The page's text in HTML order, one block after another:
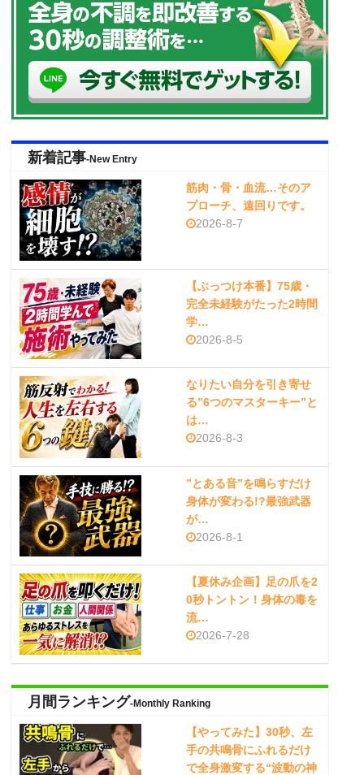
新着記事-New Entry
筋肉・骨・血流…そのア
プローチ、遠回りです。
2026-8-7
【ぶっつけ本番】75歳・
完全未経験がたった2時間
学…
2026-8-5
なりたい自分を引き寄せ
る”6つのマスターキー”と
は…
2026-8-3
”とある音”を鳴らすだけ
身体が変わる!?最強武器
が…
2026-8-1
【夏休み企画】足の爪を2
0秒トントン！身体の毒を
流…
2026-7-28
月間ランキング-Monthly Ranking
【やってみた】30秒、左
手の共鳴骨にふれるだけ
で全身激変する“波動の神